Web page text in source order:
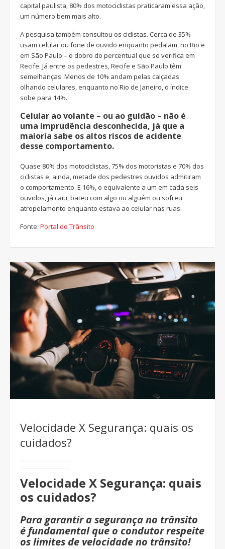
capital paulista, 80% dos motociclistas praticaram essa ação,
um número bem mais alto.
A pesquisa também consultou os ciclistas. Cerca de 35%
usam celular ou fone de ouvido enquanto pedalam, no Rio e
em São Paulo – o dobro do percentual que se verifica em
Recife. Já entre os pedestres, Recife e São Paulo têm
semelhanças. Menos de 10% andam pelas calçadas
olhando celulares, enquanto no Rio de Janeiro, o índice
sobe para 14%.
Celular ao volante – ou ao guidão – não é
uma imprudência desconhecida, já que a
maioria sabe os altos riscos de acidente
desse comportamento.
Quase 80% dos motociclistas, 75% dos motoristas e 70% dos
ciclistas e, ainda, metade dos pedestres ouvidos admitiram
o comportamento. E 16%, o equivalente a um em cada seis
ouvidos, já caiu, bateu com algo ou alguém ou sofreu
atropelamento enquanto estava ao celular nas ruas.
Fonte: Portal do Trânsito
Velocidade X Segurança: quais os
cuidados?
Velocidade X Segurança: quais
os cuidados?
Para garantir a segurança no trânsito
é fundamental que o condutor respeite
os limites de velocidade no trânsito!